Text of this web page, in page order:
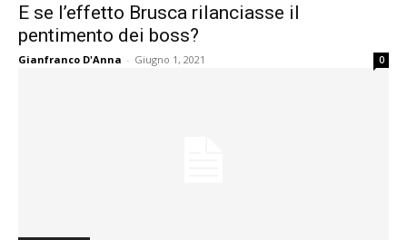
E se l’effetto Brusca rilanciasse il
pentimento dei boss?
Gianfranco D'Anna - Giugno 1, 2021 0